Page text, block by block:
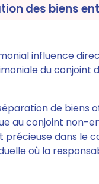
des biens
influence
du conjoint
de biens
au conjoint non-
dans le
où la